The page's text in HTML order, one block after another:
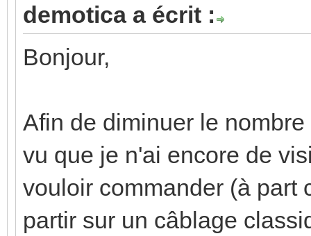
demotica a écrit :
Bonjour,
Afin de diminuer le
vu que je n'ai encore de
vouloir commander (à
partir sur un câblage